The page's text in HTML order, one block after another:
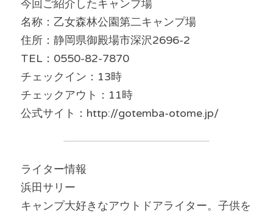
今回ご紹介したキャンプ場
名称：乙女森林公園第二キャンプ場
住所：静岡県御殿場市深沢2696-2
TEL：0550-82-7870
チェックイン：13時
チェックアウト：11時
公式サイト：http://gotemba-otome.jp/
ライター情報
浜田サリー
キャンプ大好きなアウトドアライター。子供を